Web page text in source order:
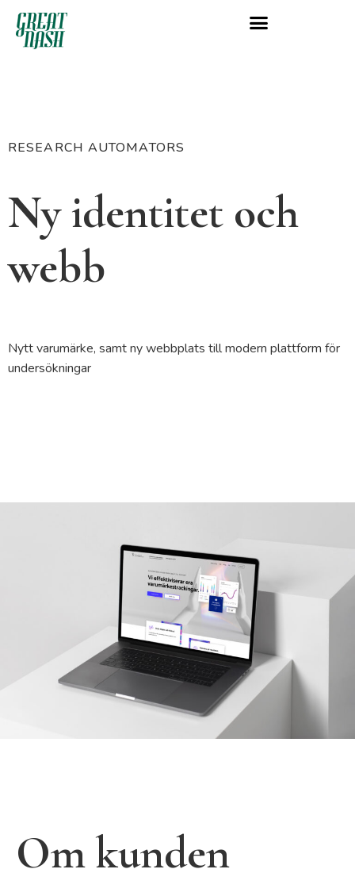
RESEARCH AUTOMATORS
Ny identitet och
webb
Nytt varumärke, samt ny webbplats till modern plattform för
undersökningar
Om kunden